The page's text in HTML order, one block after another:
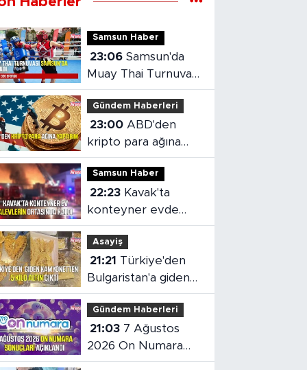
Samsun Haber
23:06 Samsun'da
Muay Thai Turnuvası
heyecanı başladı
Gündem Haberleri
23:00 ABD'den
kripto para ağına
yaptırım
Samsun Haber
22:23
konteyner evde
yangın çıktı
Asayiş
21:21
Bulgaristan'a giden
kamyonetten 5 kilo
altın çıktı
Gündem Haberleri
21:03
2026 On Numara
sonuçları açıklandı